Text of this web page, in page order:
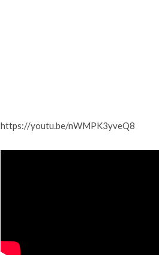
https://youtu.be/nWMPK3yveQ8